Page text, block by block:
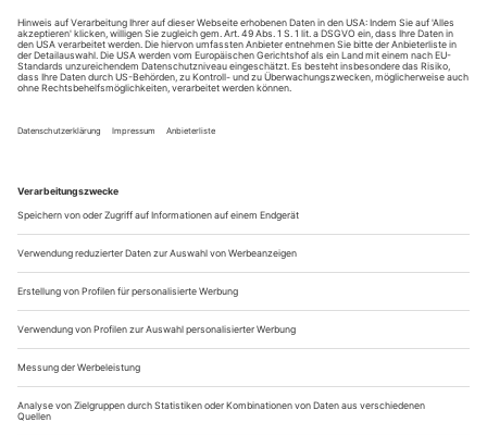
Das ist alles.
Weitere Antworten auf die Frage, was bestehen bleiben muss
und was sich...
Diana Vishneva
Die Zeit der Selbstisolation ist so gut wie vorbei, und wir
können zurückblicken und analysieren, was uns da eigentlich
widerfahren ist. In einem Wimpernschlag wurden die Pläne
unserer auf Tage und Jahre hinaus durchgetakteten,
hochtechnologisierten modernen Welt durchkreuzt. Prozesse
wurden gestoppt. Wir fanden uns allein, zurückgeworfen auf
unsere Gedanken, in...
Ben J. Riepe